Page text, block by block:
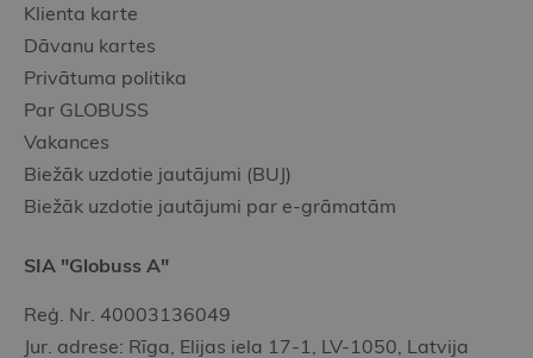
Klienta karte
Dāvanu kartes
Privātuma politika
Par GLOBUSS
Vakances
Biežāk uzdotie jautājumi (BUJ)
Biežāk uzdotie jautājumi par e-grāmatām
SIA "Globuss A"
Reģ. Nr. 40003136049
Jur. adrese: Rīga, Elijas iela 17-1, LV-1050, Latvija